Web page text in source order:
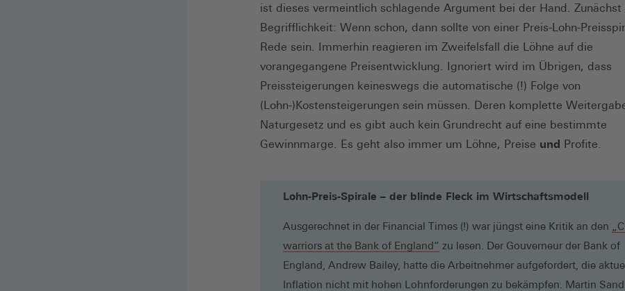
ist dieses vermeintlich schlagende Argument bei der Hand. Zunächst
Begrifflichkeit: Wenn schon, dann sollte von einer Preis-Lohn-
Rede sein. Immerhin reagieren im Zweifelsfall die Löhne auf die
vorangegangene Preisentwicklung. Ignoriert wird im Übrigen, dass
Preissteigerungen keineswegs die automatische (!) Folge von
(Lohn-)Kostensteigerungen sein müssen. Deren komplette
Naturgesetz und es gibt auch kein Grundrecht auf eine bestimmte
Gewinnmarge. Es geht also immer um Löhne, Preise und Profite.
Lohn-Preis-Spirale – der blinde Fleck im Wirtschaftsmodell
Ausgerechnet in der Financial Times (!) war jüngst eine Kritik an den
warriors at the Bank of England“ (Öffnet
in
einem
zu lesen. Der Gouverneur der Bank of
England, Andrew Bailey, hatte die Arbeitnehmer aufgefordert, die
Inflation nicht mit hohen Lohnforderungen zu bekämpfen. Martin